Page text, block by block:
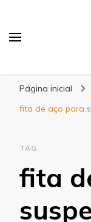
Página inicial
fita de aço para
TAG
fita